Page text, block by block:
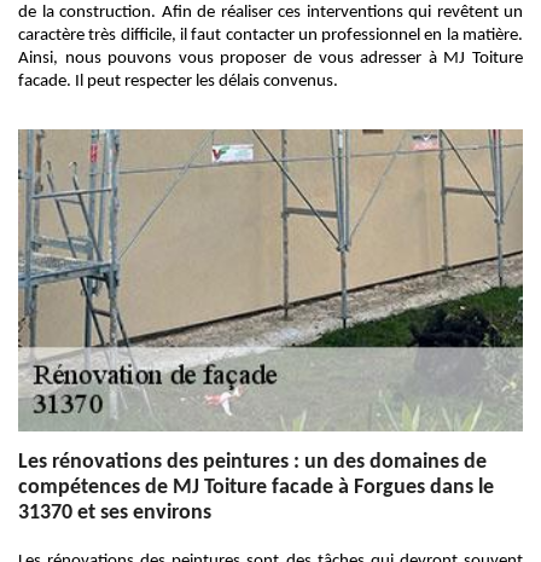
de la construction. Afin de réaliser ces interventions qui revêtent un
caractère très difficile, il faut contacter un professionnel en la matière.
Ainsi, nous pouvons vous proposer de vous adresser à MJ Toiture
facade. Il peut respecter les délais convenus.
Les rénovations des peintures : un des domaines de
compétences de MJ Toiture facade à Forgues dans le
31370 et ses environs